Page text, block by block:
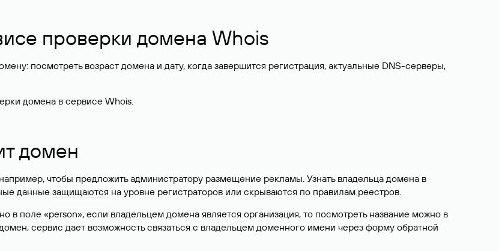
проверки домена Whois
посмотреть возраст домена и дату, когда завершится регистрация, актуальные DNS-серверы,
домена в сервисе Whois.
домен
чтобы предложить администратору размещение рекламы. Узнать владельца домена в
данные защищаются на уровне регистраторов или скрываются по правилам реестров.
в поле «person», если владельцем домена является организация, то посмотреть название можно в
сервис дает возможность связаться с владельцем доменного имени через форму обратной